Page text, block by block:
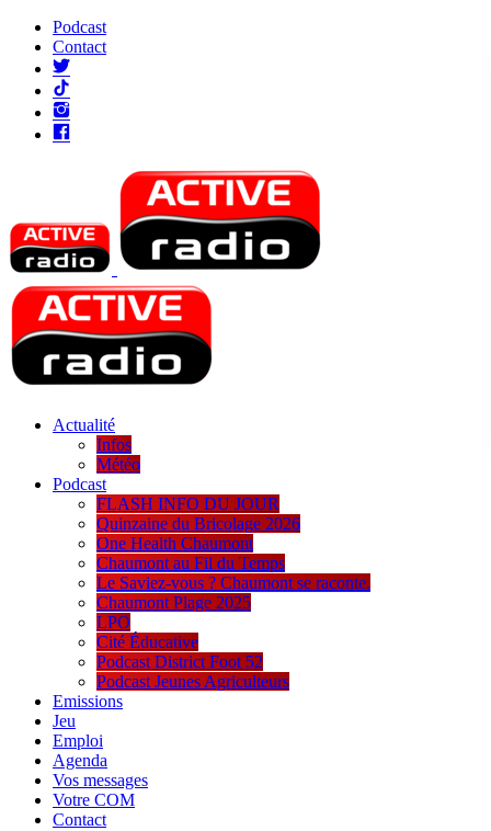
Podcast
Contact
Actualité
Infos
Météo
Podcast
FLASH INFO DU JOUR
Quinzaine du Bricolage 2026
One Health Chaumont
Chaumont au Fil du Temps
Le Saviez-vous ? Chaumont se raconte.
Chaumont Plage 2025
LPO
Cité Éducative
Podcast District Foot 52
Podcast Jeunes Agriculteurs
Emissions
Jeu
Emploi
Agenda
Vos messages
Votre COM
Contact